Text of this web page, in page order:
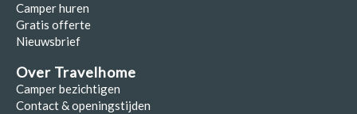
Camper huren
Gratis offerte
Nieuwsbrief
Over Travelhome
Camper bezichtigen
Contact & openingstijden